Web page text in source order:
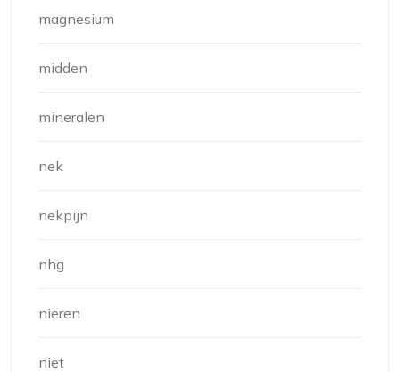
magnesium
midden
mineralen
nek
nekpijn
nhg
nieren
niet